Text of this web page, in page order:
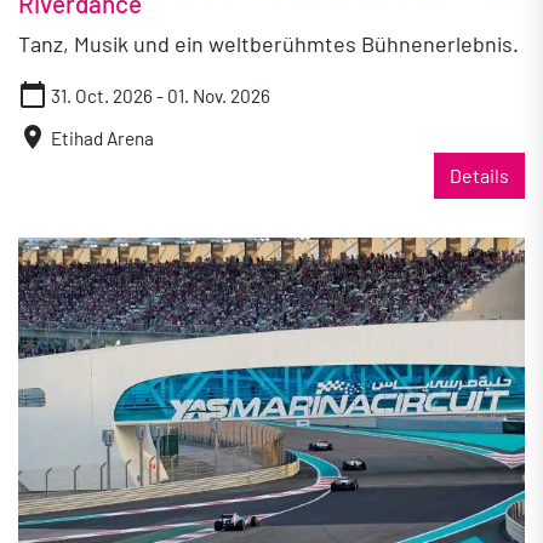
Tanz, Musik und ein weltberühmtes Bühnenerlebnis.
calendar_today 31. Oct. 2026 - 01. Nov. 2026
location_on Etihad Arena
Details